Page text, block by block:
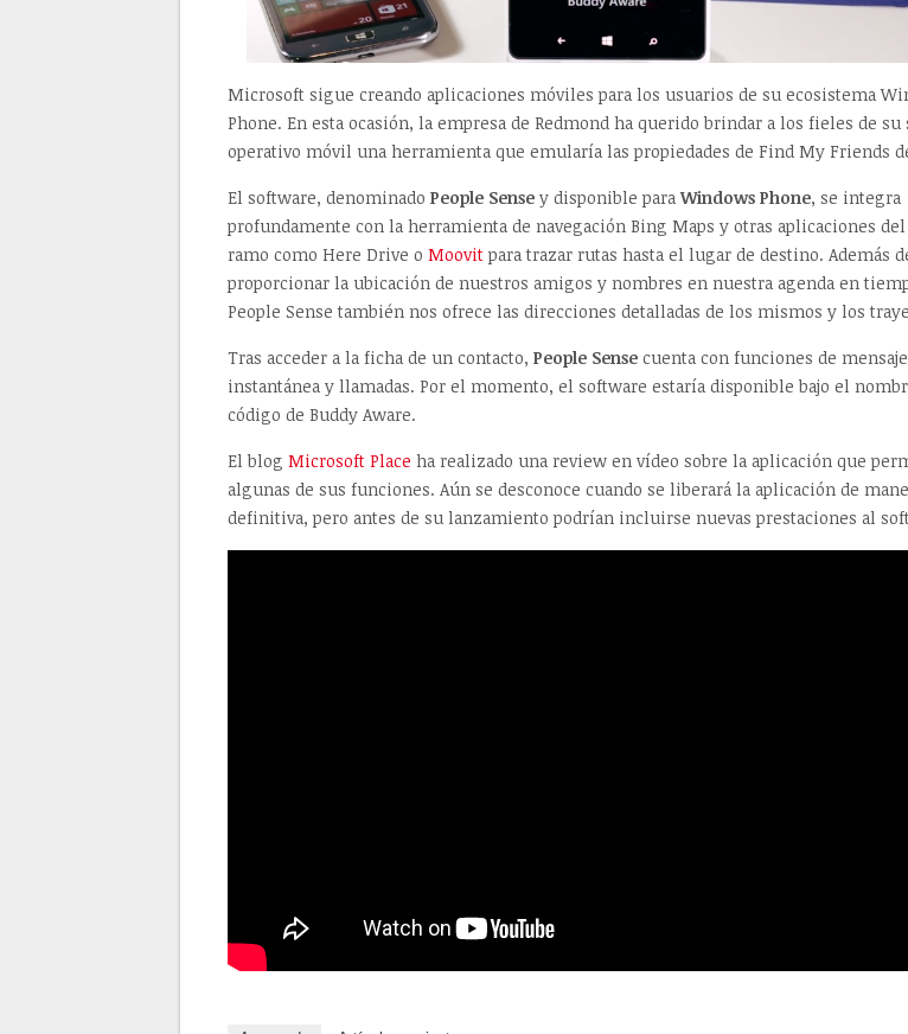
Microsoft sigue creando aplicaciones móviles para los usuarios de su ecosistema
Phone. En esta ocasión, la empresa de Redmond ha querido brindar a los fieles de su
operativo móvil una herramienta que emularía las propiedades de Find My Friends
El software, denominado People Sense y disponible para Windows Phone, se integra
profundamente con la herramienta de navegación Bing Maps y otras aplicaciones
ramo como Here Drive o Moovitpara trazar rutas hasta el lugar de destino. Además
proporcionar la ubicación de nuestros amigos y nombres en nuestra agenda en
People Sense también nos ofrece las direcciones detalladas de los mismos y los
Tras acceder a la ficha de un contacto, People Sense cuenta con funciones de
instantánea y llamadas. Por el momento, el software estaría disponible bajo el
código de Buddy Aware.
El blog Microsoft Place ha realizado una review en vídeo sobre la aplicación que
algunas de sus funciones. Aún se desconoce cuando se liberará la aplicación de
definitiva, pero antes de su lanzamiento podrían incluirse nuevas prestaciones al